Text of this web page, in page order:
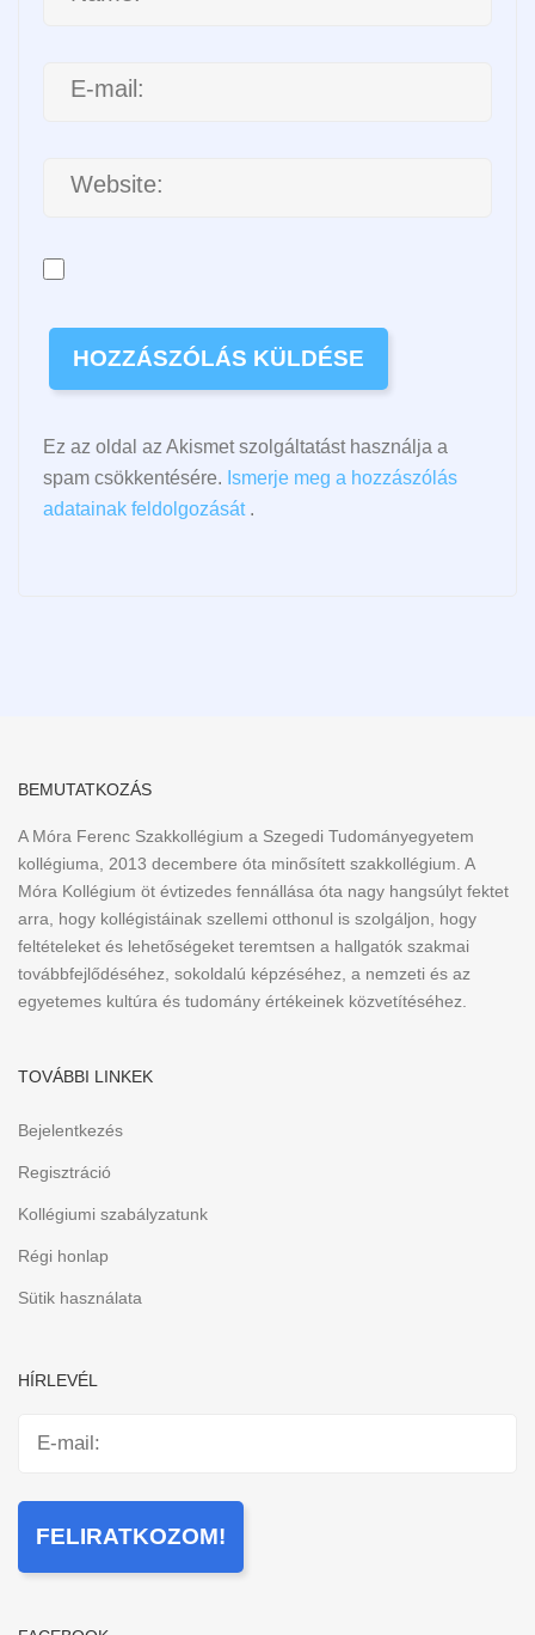
Ez az oldal az Akismet szolgáltatást használja a
spam csökkentésére. Ismerje meg a hozzászólás
adatainak feldolgozását.
BEMUTATKOZÁS
A Móra Ferenc Szakkollégium a Szegedi Tudományegyetem
kollégiuma, 2013 decembere óta minősített szakkollégium. A
Móra Kollégium öt évtizedes fennállása óta nagy hangsúlyt fektet
arra, hogy kollégistáinak szellemi otthonul is szolgáljon, hogy
feltételeket és lehetőségeket teremtsen a hallgatók szakmai
továbbfejlődéséhez, sokoldalú képzéséhez, a nemzeti és az
egyetemes kultúra és tudomány értékeinek közvetítéséhez.
TOVÁBBI LINKEK
Bejelentkezés
Regisztráció
Kollégiumi szabályzatunk
Régi honlap
Sütik használata
HÍRLEVÉL